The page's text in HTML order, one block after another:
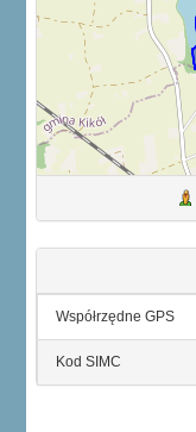
Współrzędne GPS
Kod SIMC